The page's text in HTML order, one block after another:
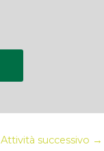
Attività successivo →